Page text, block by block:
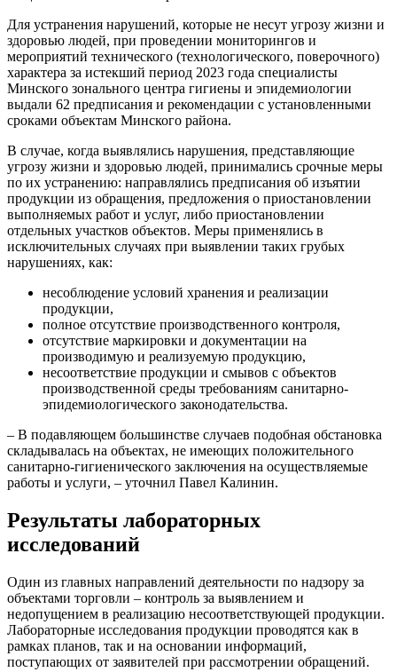
Для устранения нарушений, которые не несут угрозу жизни и
здоровью людей, при проведении мониторингов и
мероприятий технического (технологического, поверочного)
характера за истекший период 2023 года специалисты
Минского зонального центра гигиены и эпидемиологии
выдали 62 предписания и рекомендации с установленными
сроками объектам Минского района.
В случае, когда выявлялись нарушения, представляющие
угрозу жизни и здоровью людей, принимались срочные меры
по их устранению: направлялись предписания об изъятии
продукции из обращения, предложения о приостановлении
выполняемых работ и услуг, либо приостановлении
отдельных участков объектов. Меры применялись в
исключительных случаях при выявлении таких грубых
нарушениях, как:
несоблюдение условий хранения и реализации
продукции,
полное отсутствие производственного контроля,
отсутствие маркировки и документации на
производимую и реализуемую продукцию,
несоответствие продукции и смывов с объектов
производственной среды требованиям санитарно-
эпидемиологического законодательства.
– В подавляющем большинстве случаев подобная обстановка
складывалась на объектах, не имеющих положительного
санитарно-гигиенического заключения на осуществляемые
работы и услуги, – уточнил Павел Калинин.
Результаты лабораторных
исследований
Один из главных направлений деятельности по надзору за
объектами торговли – контроль за выявлением и
недопущением в реализацию несоответствующей продукции.
Лабораторные исследования продукции проводятся как в
рамках планов, так и на основании информаций,
поступающих от заявителей при рассмотрении обращений.